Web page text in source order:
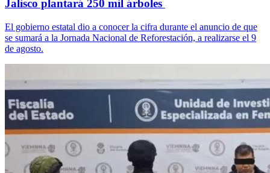
Jalisco plantará 250 mil árboles
El gobierno estatal dio a conocer la cifra durante el anuncio de que
se sumará a la Jornada Nacional de Reforestación, a realizarse el 9
de agosto.